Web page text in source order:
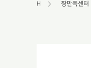
H 짱만족센터